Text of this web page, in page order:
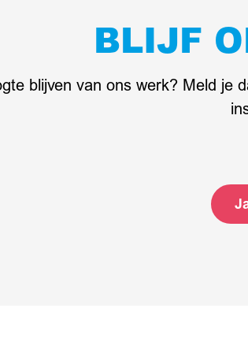
BLIJF
blijven van ons werk? Meld je